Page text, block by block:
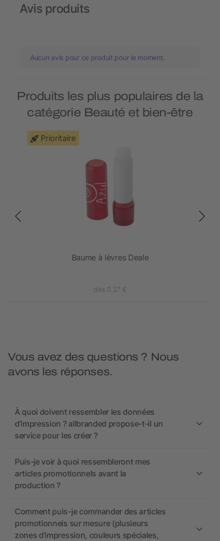
Avis produits
Aucun avis pour ce produit pour le moment.
Produits les plus populaires de la
catégorie Beauté et bien-être
Prioritaire
Baume à lèvres Deale
dès 0,27 €
Vous avez des questions ? Nous
avons les réponses.
À quoi doivent ressembler les données
d’impression ? allbranded propose-t-il un
service pour les créer ?
Puis-je voir à quoi ressembleront mes
articles promotionnels avant la
production ?
Comment puis-je commander des articles
promotionnels sur mesure (plusieurs
zones d’impression, couleurs spéciales,